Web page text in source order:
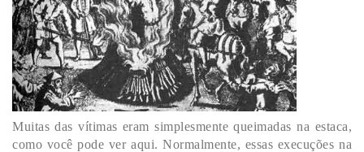
Muitas das vítimas eram simplesmente queimadas na estaca,
como você pode ver aqui. Normalmente, essas execuções na